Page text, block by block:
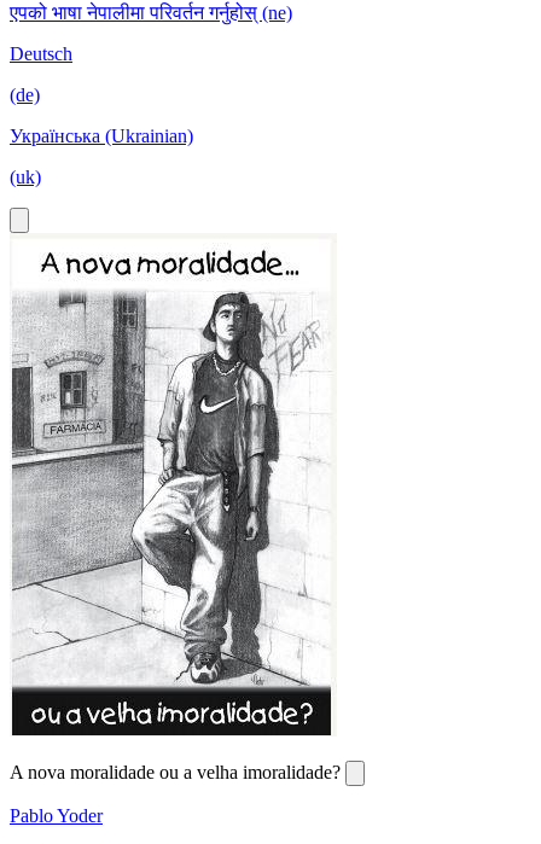
एपको भाषा नेपालीमा परिवर्तन गर्नुहोस् (ne)
Deutsch
(de)
Українська (Ukrainian)
(uk)
A nova moralidade ou a velha imoralidade?
Pablo Yoder